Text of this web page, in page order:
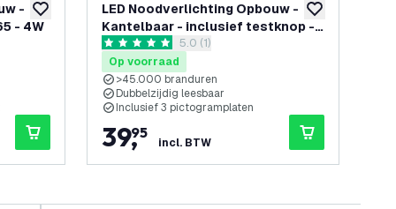
toevoegen aan verlanglijst
-
- 4W
toevoegen
LED Noodverlichting Opbouw -
Kantelbaar - inclusief testknop -
2W
reviews drawer openen
5 score sterren5.0 (1)
Op voorraad
>45.000 branduren
Dubbelzijdig leesbaar
Inclusief 3 pictogramplaten
39,
95
incl. BTW